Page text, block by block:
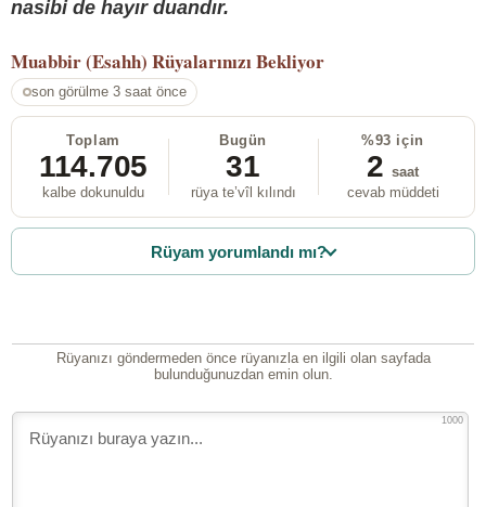
nasibi de hayır duandır.
Muabbir (Esahh) Rüyalarınızı Bekliyor
son görülme 3 saat önce
Toplam
114.705
kalbe dokunuldu
Bugün
31
rüya te’vîl kılındı
%93 için
2 saat
cevab müddeti
Rüyam yorumlandı mı?
Rüyanızı göndermeden önce rüyanızla en ilgili olan sayfada
bulunduğunuzdan emin olun.
1000